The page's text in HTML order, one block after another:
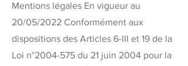
Mentions légales En vigueur au
20/05/2022 Conformément aux
dispositions des Articles 6-III et 19 de la
Loi n°2004-575 du 21 juin 2004 pour la